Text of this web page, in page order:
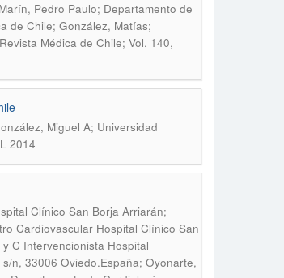
Pedro Paulo; Departamento de
de Chile; González, Matías;
Revista Médica de Chile; Vol. 140,
Miguel A; Universidad
2014
Clínico San Borja Arriarán;
Cardiovascular Hospital Clínico San
C Intervencionista Hospital
n, 33006 Oviedo.España; Oyonarte,